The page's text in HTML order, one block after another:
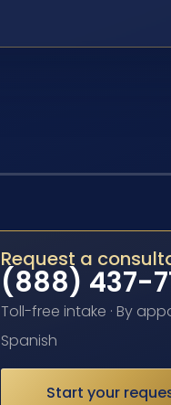
Request a
(888) 437-
Toll-free intake · By
Spanish
Start your